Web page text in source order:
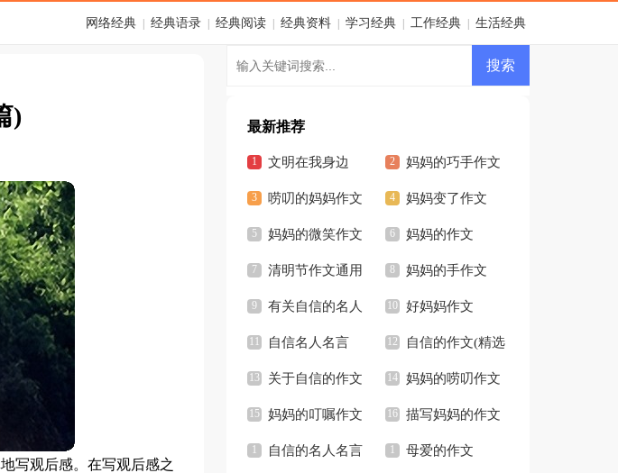
网络经典 经典语录 经典阅读 经典资料 学习经典 工作经典 生活经典
)
写观后感。在写观后感之
最新推荐
文明在我身边 妈妈的巧手作文
唠叨的妈妈作文 妈妈变了作文
妈妈的微笑作文 妈妈的作文
清明节作文通用
14篇
妈妈的手作文
有关自信的名人
名言
好妈妈作文
自信名人名言 自信的作文(精选
15篇)
关于自信的作文 妈妈的唠叨作文
妈妈的叮嘱作文 描写妈妈的作文
自信的名人名言 母爱的作文